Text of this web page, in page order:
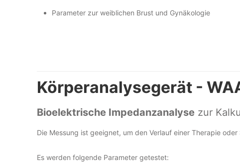
Parameter zur weiblichen Brust und Gynäkologie
Körperanalysegerät -
Bioelektrische Impedanzanalyse zur
Die Messung ist geeignet, um den Verlauf einer Therapie
Es werden folgende Parameter getestet: